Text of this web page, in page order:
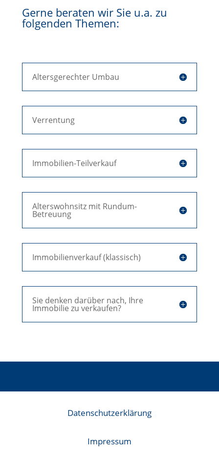
Gerne beraten wir Sie u.a. zu
folgenden Themen:
Altersgerechter Umbau
Verrentung
Immobilien-Teilverkauf
Alterswohnsitz mit Rundum-
Betreuung
Immobilienverkauf (klassisch)
Sie denken darüber nach, Ihre
Immobilie zu verkaufen?
Datenschutzerklärung
Impressum